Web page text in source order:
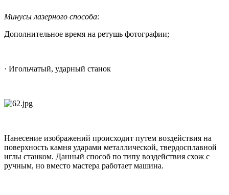
Минусы лазерного способа:
Дополнительное время на ретушь фотографии;
· Игольчатый, ударный станок
Нанесение изображений происходит путем воздействия на
поверхность камня ударами металлической, твердосплавной
иглы станком. Данный способ по типу воздействия схож с
ручным, но вместо мастера работает машина.